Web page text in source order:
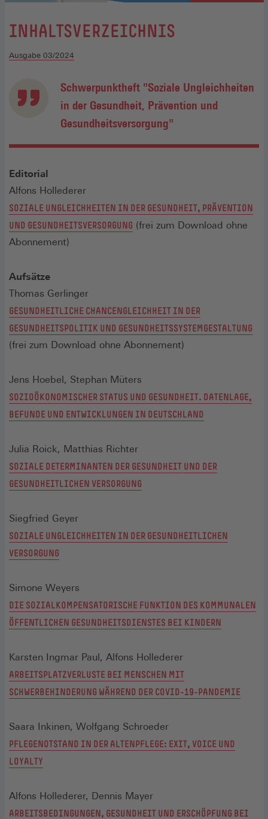
:
INHALTSVERZEICHNIS
Ausgabe 03/2024
Schwerpunktheft "Soziale Ungleichheiten
in der Gesundheit, Prävention und
Gesundheitsversorgung"
Editorial
Alfons Hollederer
SOZIALE UNGLEICHHEITEN IN DER GESUNDHEIT, PRÄVENTION
UND GESUNDHEITSVERSORGUNG (frei zum Download ohne
Abonnement)
Aufsätze
Thomas Gerlinger
GESUNDHEITLICHE CHANCENGLEICHHEIT IN DER
GESUNDHEITSPOLITIK UND GESUNDHEITSSYSTEMGESTALTUNG
(frei zum Download ohne Abonnement)
Jens Hoebel, Stephan Müters
SOZIOÖKONOMISCHER STATUS UND GESUNDHEIT. DATENLAGE,
BEFUNDE UND ENTWICKLUNGEN IN DEUTSCHLAND
Julia Roick, Matthias Richter
SOZIALE DETERMINANTEN DER GESUNDHEIT UND DER
GESUNDHEITLICHEN VERSORGUNG
Siegfried Geyer
SOZIALE UNGLEICHHEITEN IN DER GESUNDHEITLICHEN
VERSORGUNG
Simone Weyers
DIE SOZIALKOMPENSATORISCHE FUNKTION DES KOMMUNALEN
ÖFFENTLICHEN GESUNDHEITSDIENSTES BEI KINDERN
Karsten Ingmar Paul, Alfons Hollederer
ARBEITSPLATZVERLUSTE BEI MENSCHEN MIT
SCHWERBEHINDERUNG WÄHREND DER COVID-19-PANDEMIE
Saara Inkinen, Wolfgang Schroeder
PFLEGENOTSTAND IN DER ALTENPFLEGE: EXIT, VOICE UND
LOYALTY
Alfons Hollederer, Dennis Mayer
ARBEITSBEDINGUNGEN, GESUNDHEIT UND ERSCHÖPFUNG BEI